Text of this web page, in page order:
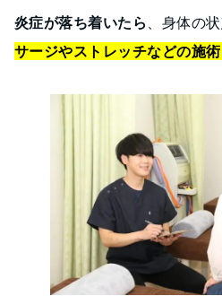
炎症が落ち着いたら 、身体の
サージやストレッチなどの施